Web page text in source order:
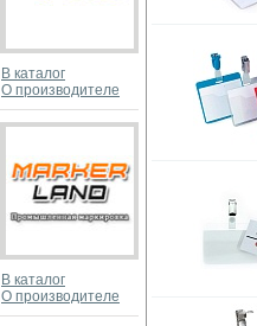
В каталог
О производителе
В каталог
О производителе